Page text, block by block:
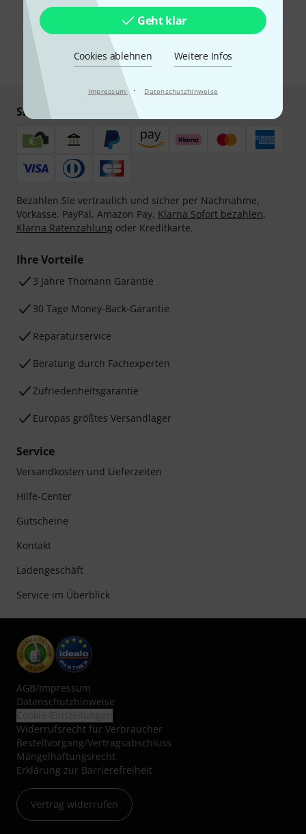
Geht klar
Cookies ablehnen Weitere Infos
Impressum · Datenschutzhinweise
Mit Klick auf „Jetzt anmelden“ stimmen Sie dem Erhalt von E-Mail-
Werbung und einer Messung des E-Mail-Nutzungsverhaltens zu. Die
Abmeldung ist jederzeit möglich. Weitere Informationen finden Sie in
unseren
* Pflichtfeld
Sicher einkaufen & bezahlen
Bezahlen Sie vertraulich und sicher per Nachnahme,
Vorkasse, PayPal, Amazon Pay, Klarna Sofort bezahlen,
Klarna Ratenzahlung oder Kreditkarte.
Ihre Vorteile
3 Jahre Thomann Garantie
30 Tage Money-Back-Garantie
Reparaturservice
Beratung durch Fachexperten
Zufriedenheitsgarantie
Europas größtes Versandlager
Service
Versandkosten und Lieferzeiten
Hilfe-Center
Gutscheine
Kontakt
Ladengeschäft
Service im Überblick
AGB/Impressum
Datenschutzhinweise
Widerrufsrecht für Verbraucher
Bestellvorgang/Vertragsabschluss
Mängelhaftungsrecht
Erklärung zur Barrierefreiheit
Vertrag widerrufen